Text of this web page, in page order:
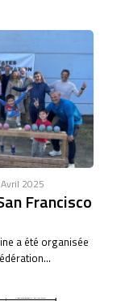
2025
Francisco
a été organisée